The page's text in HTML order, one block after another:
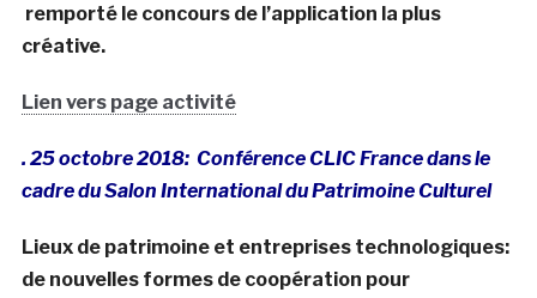
remporté le concours de l’application la plus
créative.
Lien vers page activité
. 25 octobre 2018: Conférence CLIC France dans le
cadre du Salon International du Patrimoine Culturel
Lieux de patrimoine et entreprises technologiques:
de nouvelles formes de coopération pour